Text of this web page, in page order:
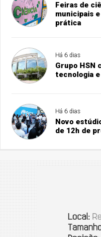
Feiras de
municipais
prática
Há 6 dias
Grupo HSN
tecnologia
Há 6 dias
Novo
de 12h de